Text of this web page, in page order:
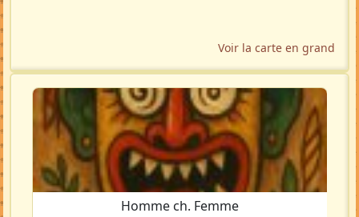
Voir la carte en grand
Homme ch. Femme